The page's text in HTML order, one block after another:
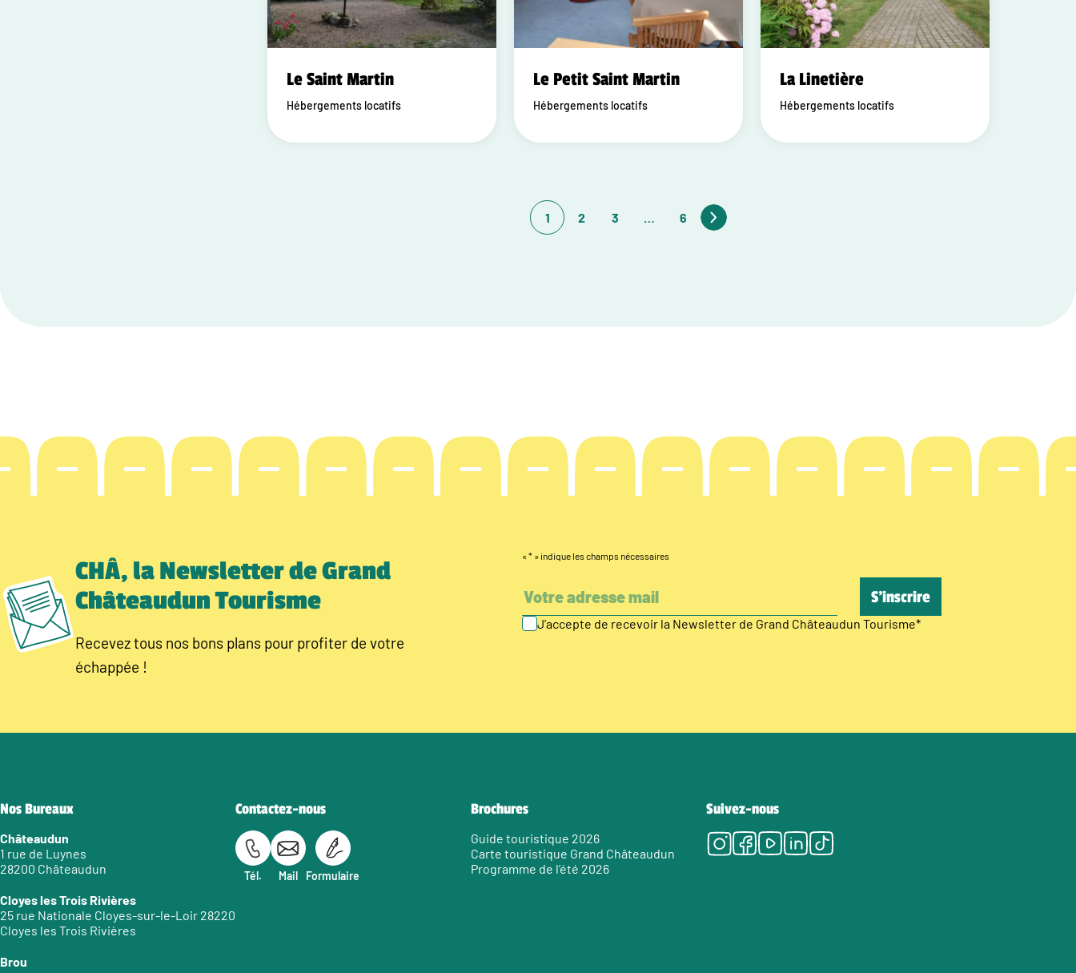
Le Saint Martin
Hébergements locatifs
Le Petit Saint Martin
Hébergements locatifs
La Linetière
Hébergements locatifs
1 2 3 6
CHÂ, la Newsletter de Grand
Châteaudun Tourisme
Recevez tous nos bons plans pour profiter de votre
échappée !
« * » indique les champs nécessaires
J’accepte de recevoir la Newsletter de Grand Châteaudun Tourisme*
Nos Bureaux
Châteaudun
1 rue de Luynes
28200 Châteaudun
Cloyes les Trois Rivières
25 rue Nationale Cloyes-sur-le-Loir 28220
Cloyes les Trois Rivières
Brou
Contactez-nous
Tél. Mail Formulaire
Brochures
Guide touristique 2026
Carte touristique Grand Châteaudun
Programme de l’été 2026
Suivez-nous
Instagram
Facebook
Youtube
LinkedIn
Tiktok